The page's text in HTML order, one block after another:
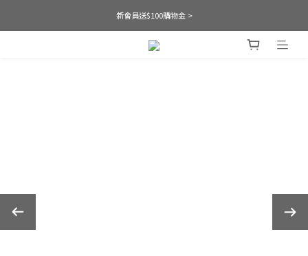
新會員送$100購物金 >